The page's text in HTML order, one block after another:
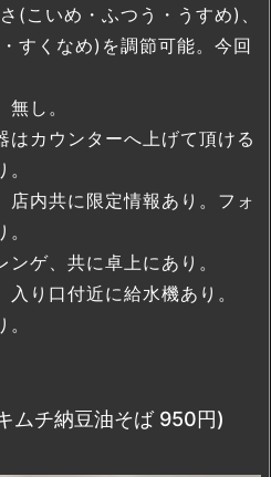
(こいめ・ふつう・うすめ)、
すくなめ)を調節可能。今回
し。
はカウンターへ上げて頂ける
店内共に限定情報あり。フォ
ンゲ、共に卓上にあり。
入り口付近に給水機あり。
ムチ納豆油そば 950円)